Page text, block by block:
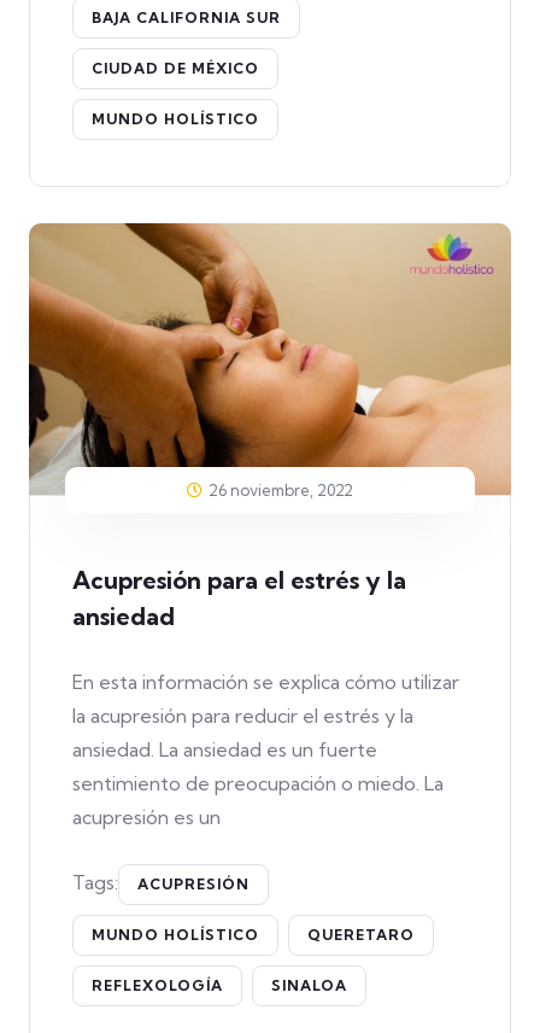
BAJA CALIFORNIA SUR
CIUDAD DE MÉXICO
MUNDO HOLÍSTICO
26 noviembre, 2022
Acupresión para el estrés y la
ansiedad
En esta información se explica cómo utilizar
la acupresión para reducir el estrés y la
ansiedad. La ansiedad es un fuerte
sentimiento de preocupación o miedo. La
acupresión es un
Tags: ACUPRESIÓN
MUNDO HOLÍSTICO QUERETARO
REFLEXOLOGÍA SINALOA